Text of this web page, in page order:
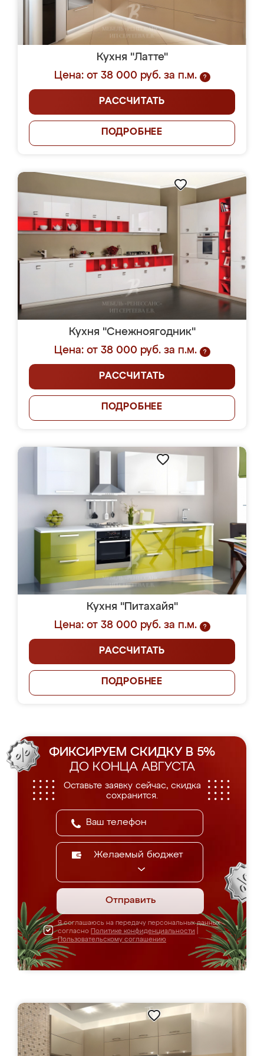
Кухня "Латте"
Цена: от 38 000 руб. за п.м.
?
РАССЧИТАТЬ
ПОДРОБНЕЕ
Кухня "Снежноягодник"
Цена: от 38 000 руб. за п.м.
?
РАССЧИТАТЬ
ПОДРОБНЕЕ
Кухня "Питахайя"
Цена: от 38 000 руб. за п.м.
?
РАССЧИТАТЬ
ПОДРОБНЕЕ
ФИКСИРУЕМ СКИДКУ В 5%
ДО КОНЦА АВГУСТА
Оставьте заявку сейчас, скидка
сохранится.
Желаемый бюджет
Отправить
Я соглашаюсь на передачу персональных данных
согласно Политике конфиденциальности
Пользовательскому соглашению